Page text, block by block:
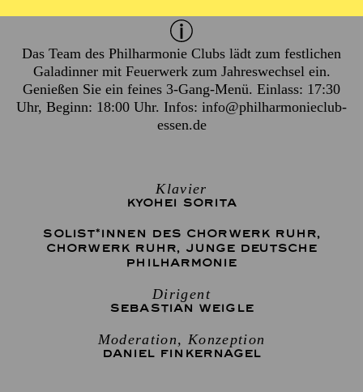
Das Team des Philharmonie Clubs lädt zum festlichen
Galadinner mit Feuerwerk zum Jahreswechsel ein.
Genießen Sie ein feines 3-Gang-Menü. Einlass: 17:30
Uhr, Beginn: 18:00 Uhr. Infos: info@philharmonieclub-
essen.de
Klavier
KYOHEI SORITA
SOLIST*INNEN DES CHORWERK RUHR,
CHORWERK RUHR, JUNGE DEUTSCHE
PHILHARMONIE
Dirigent
SEBASTIAN WEIGLE
Moderation, Konzeption
DANIEL FINKERNAGEL